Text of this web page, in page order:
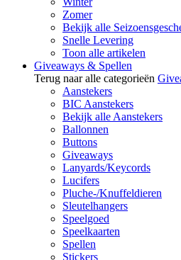
Zomer
Bekijk alle
Snelle Levering
Toon alle artikelen
Giveaways & Spellen
Terug naar alle categorieën
Aanstekers
BIC Aanstekers
Bekijk alle Aanstekers
Ballonnen
Buttons
Giveaways
Lanyards/Keycords
Lucifers
Pluche-/Knuffeldieren
Sleutelhangers
Speelgoed
Speelkaarten
Spellen
Stickers